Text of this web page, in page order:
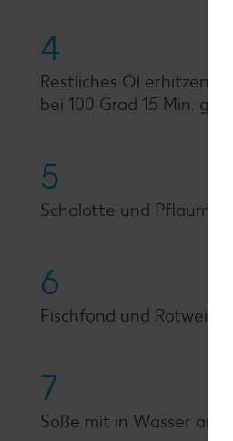
4
Restliches Öl erhitzen,
bei 100 Grad 15 Min.
5
Schalotte und
6
Fischfond und Rotwein
7
Soße mit in Wasser